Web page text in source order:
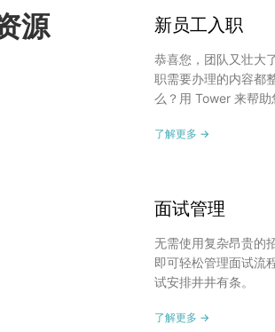
源 新员工入职
恭喜您，团队又壮大
职需要办理的内容都
么？用 Tower 来帮助
了解更多 →
面试管理
无需使用复杂昂贵的
即可轻松管理面试流
试安排井井有条。
了解更多 →